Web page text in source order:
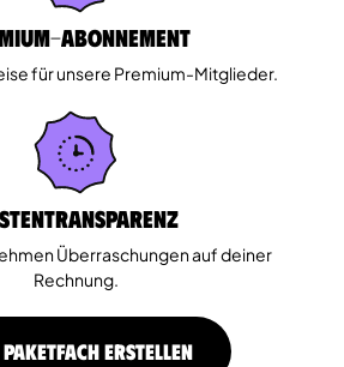
Abonnement
für unsere Premium-Mitglieder.
Überraschungen auf deiner
Rechnung.
ERSTELLEN